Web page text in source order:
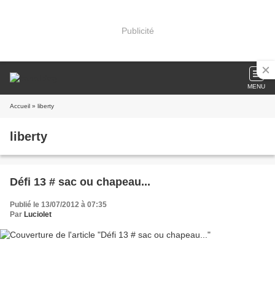
Publicité
MENU
Accueil » liberty
liberty
Défi 13 # sac ou chapeau...
Publié le 13/07/2012 à 07:35
Par Luciolet